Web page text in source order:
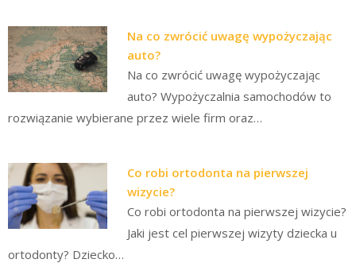
Na co zwrócić uwagę wypożyczając
auto?
Na co zwrócić uwagę wypożyczając
auto? Wypożyczalnia samochodów to
rozwiązanie wybierane przez wiele firm oraz…
Co robi ortodonta na pierwszej
wizycie?
Co robi ortodonta na pierwszej wizycie?
Jaki jest cel pierwszej wizyty dziecka u
ortodonty? Dziecko…